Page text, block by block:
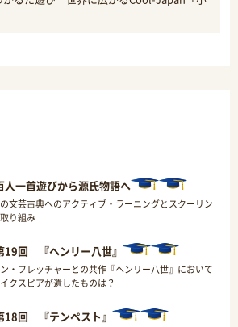
人一首遊びから源氏物語へ
文芸古典へのアクティブ・ラーニングとスクーリン
り組み
19回 『ヘンリー八世』
・フレッチャーとの共作『ヘンリー八世』において
クスピアが遺したものは？
18回 『テンペスト』